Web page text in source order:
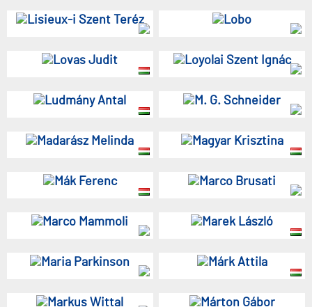
Lisieux-i Szent Teréz Lobo
Lovas Judit Loyolai Szent Ignác
Ludmány Antal M. G. Schneider
Madarász Melinda Magyar Krisztina
Mák Ferenc Marco Brusati
Marco Mammoli Marek László
Maria Parkinson Márk Attila
Markus Wittal Márton Gábor